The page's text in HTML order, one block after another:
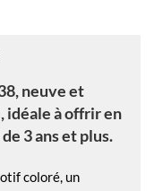
neuve et
idéale à offrir en
3 ans et plus.
coloré, un